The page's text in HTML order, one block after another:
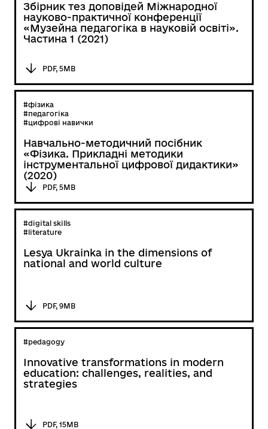
Збірник тез доповідей Міжнародної
науково-практичної конференції
«Музейна педагогіка в науковій освіті».
Частина 1 (2021)
PDF, 5MB
#фізика
#педагогіка
#цифрові навички
Навчально-методичний посібник
«Фізика. Прикладні методики
інструментальної цифрової дидактики»
(2020)
PDF, 5MB
#digital skills
#literature
Lesya Ukrainka in the dimensions of
national and world culture
PDF, 9MB
#pedagogy
Innovative transformations in modern
education: challenges, realities, and
strategies
PDF, 15MB